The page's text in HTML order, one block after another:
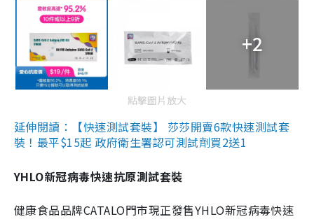
+2
點擊圖片放大
延伸閱讀：【快速測試套裝】 莎莎開賣6款快速測試套
裝！最平$15起 政府衛生署認可測試劑買2送1
YHLO新冠病毒快速抗原測試套裝
健康食品品牌CATALO門市現正發售YHLO新冠病毒快速